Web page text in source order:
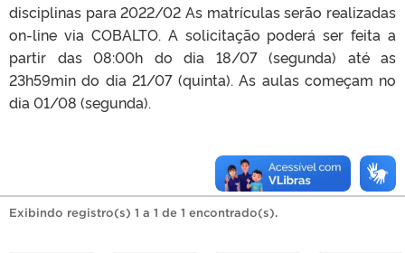
disciplinas para 2022/02 As matrículas serão realizadas
on-line via COBALTO. A solicitação poderá ser feita a
partir das 08:00h do dia 18/07 (segunda) até as
23h59min do dia 21/07 (quinta). As aulas começam no
dia 01/08 (segunda).
Exibindo registro(s) 1 a 1 de 1 encontrado(s).